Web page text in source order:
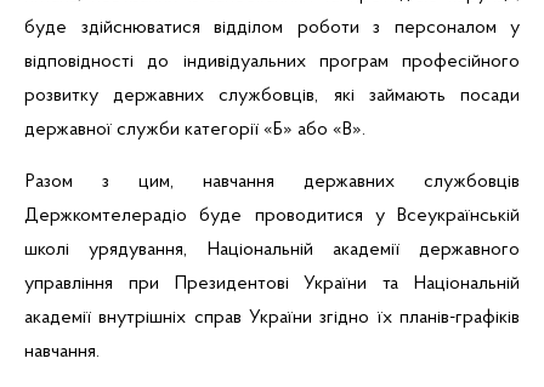
буде здійснюватися
відділом роботи з персоналом у
відповідності до індивідуальних програм професійного
розвитку державних службовців, які займають посади
державної служби категорії «Б» або «В».
Разом з цим, навчання державних службовців
Держкомтелерадіо буде проводитися у Всеукраїнській
школі урядування, Національній академії державного
управління при Президентові України та Національній
академії внутрішніх справ України згідно їх планів-графіків
навчання.